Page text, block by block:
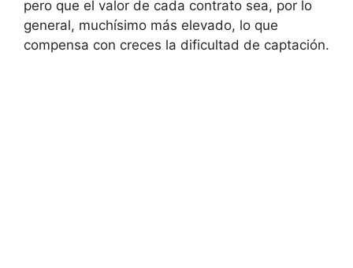
pero que el valor de cada contrato sea, por lo
general, muchísimo más elevado, lo que
compensa con creces la dificultad de captación.